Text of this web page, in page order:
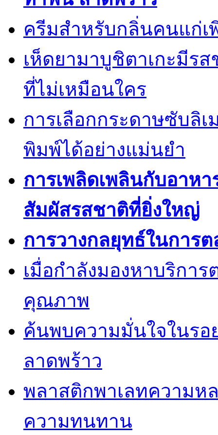
ครีมสำหรับกลิ่นคนแก่
เห็ดยามาบูชิตาเกะมีร
ที่ไม่เหมือนใคร
การเลือกกระดาษซับลิ
พิมพ์ได้อย่างแม่นยำ
การเพลิดเพลินกับอาห
สัมผัสรสชาติที่ยิ่งใหญ่
การวางกลยุทธ์ในการ
เมื่อกำลังมองหาบริกา
คุณภาพ
ค้นพบความมั่นใจในร
ลาดพร้าว
พลาสติกพาเลทความห
ความทนทาน